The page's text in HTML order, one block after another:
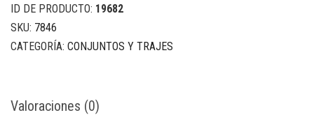
ID DE PRODUCTO: 19682
SKU: 7846
CATEGORÍA: CONJUNTOS Y TRAJES
Valoraciones (0)